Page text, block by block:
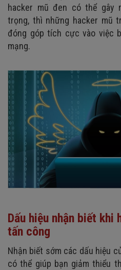
hacker mũ đen có thể gây
trọng, thì những hacker mũ
đóng góp tích cực vào việc
mạng.
Dấu hiệu nhận biết khi
tấn công
Nhận biết sớm các dấu hiệu
có thể giúp bạn giảm thiểu